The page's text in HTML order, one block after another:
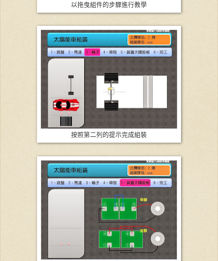
以拖曳組件的步驟進行教學
按照第二列的提示完成組裝